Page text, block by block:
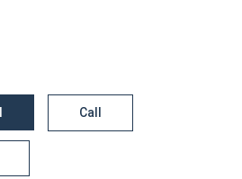
Call